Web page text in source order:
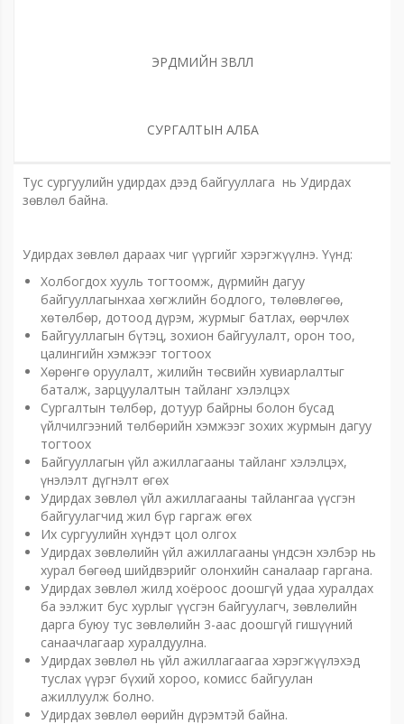
ЭРДМИЙН ЗӨВЛӨЛ
СУРГАЛТЫН АЛБА
Тус сургуулийн удирдах дээд байгууллага нь Удирдах
зөвлөл байна.
Удирдах зөвлөл дараах чиг үүргийг хэрэгжүүлнэ. Үүнд:
Холбогдох хууль тогтоомж, дүрмийн дагуу
байгууллагынхаа хөгжлийн бодлого, төлөвлөгөө,
хөтөлбөр, дотоод дүрэм, журмыг батлах, өөрчлөх
Байгууллагын бүтэц, зохион байгуулалт, орон тоо,
цалингийн хэмжээг тогтоох
Хөрөнгө оруулалт, жилийн төсвийн хувиарлалтыг
баталж, зарцуулалтын тайланг хэлэлцэх
Сургалтын төлбөр, дотуур байрны болон бусад
үйлчилгээний төлбөрийн хэмжээг зохих журмын дагуу
тогтоох
Байгууллагын үйл ажиллагааны тайланг хэлэлцэх,
үнэлэлт дүгнэлт өгөх
Удирдах зөвлөл үйл ажиллагааны тайлангаа үүсгэн
байгуулагчид жил бүр гаргаж өгөх
Их сургуулийн хүндэт цол олгох
Удирдах зөвлөлийн үйл ажиллагааны үндсэн хэлбэр нь
хурал бөгөөд шийдвэрийг олонхийн саналаар гаргана.
Удирдах зөвлөл жилд хоёроос доошгүй удаа хуралдах
ба ээлжит бус хурлыг үүсгэн байгуулагч, зөвлөлийн
дарга буюу тус зөвлөлийн 3-аас доошгүй гишүүний
санаачлагаар хуралдуулна.
Удирдах зөвлөл нь үйл ажиллагаагаа хэрэгжүүлэхэд
туслах үүрэг бүхий хороо, комисс байгуулан
ажиллуулж болно.
Удирдах зөвлөл өөрийн дүрэмтэй байна.